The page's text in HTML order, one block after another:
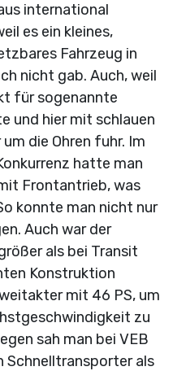
international
es ein kleines,
Fahrzeug in
nicht gab. Auch, weil
für sogenannte
und hier mit schlauen
die Ohren fuhr. Im
hatte man
Frontantrieb, was
konnte man nicht nur
Auch war der
als bei Transit
Konstruktion
mit 46 PS, um
zu
sah man bei VEB
Schnelltransporter als